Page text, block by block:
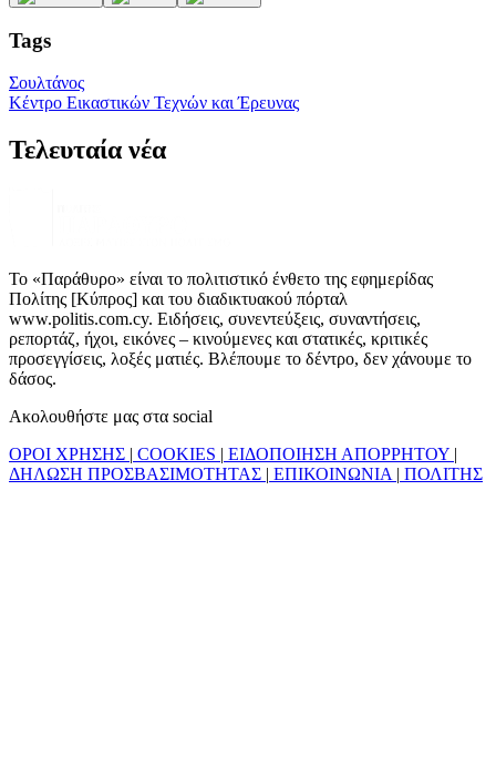
Tags
Σουλτάνος
Κέντρο Εικαστικών Τεχνών και Έρευνας
Τελευταία νέα
Το «Παράθυρο» είναι το πολιτιστικό ένθετο της εφημερίδας
Πολίτης [Κύπρος] και του διαδικτυακού πόρταλ
www.politis.com.cy. Ειδήσεις, συνεντεύξεις, συναντήσεις,
ρεπορτάζ, ήχοι, εικόνες – κινούμενες και στατικές, κριτικές
προσεγγίσεις, λοξές ματιές. Βλέπουμε το δέντρο, δεν χάνουμε το
δάσος.
Ακολουθήστε μας στα social
ΟΡΟΙ ΧΡΗΣΗΣ | COOKIES | ΕΙΔΟΠΟΙΗΣΗ ΑΠΟΡΡΗΤΟΥ |
ΔΗΛΩΣΗ ΠΡΟΣΒΑΣΙΜΟΤΗΤΑΣ | ΕΠΙΚΟΙΝΩΝΙΑ | ΠΟΛΙΤΗΣ